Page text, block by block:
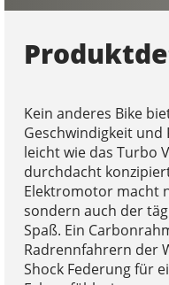
Kein anderes Bike
Geschwindigkeit und
leicht wie das Turbo
durchdacht
Elektromotor macht
sondern auch der
Spaß. Ein
Radrennfahrern der
Shock Federung für